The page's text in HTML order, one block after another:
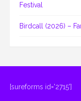
Festival
Birdcall (2026) –
[sureforms id='2715']